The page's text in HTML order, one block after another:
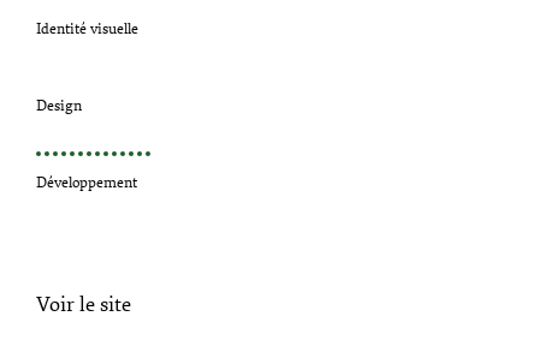
Identité visuelle
Design
Développement
Voir le site